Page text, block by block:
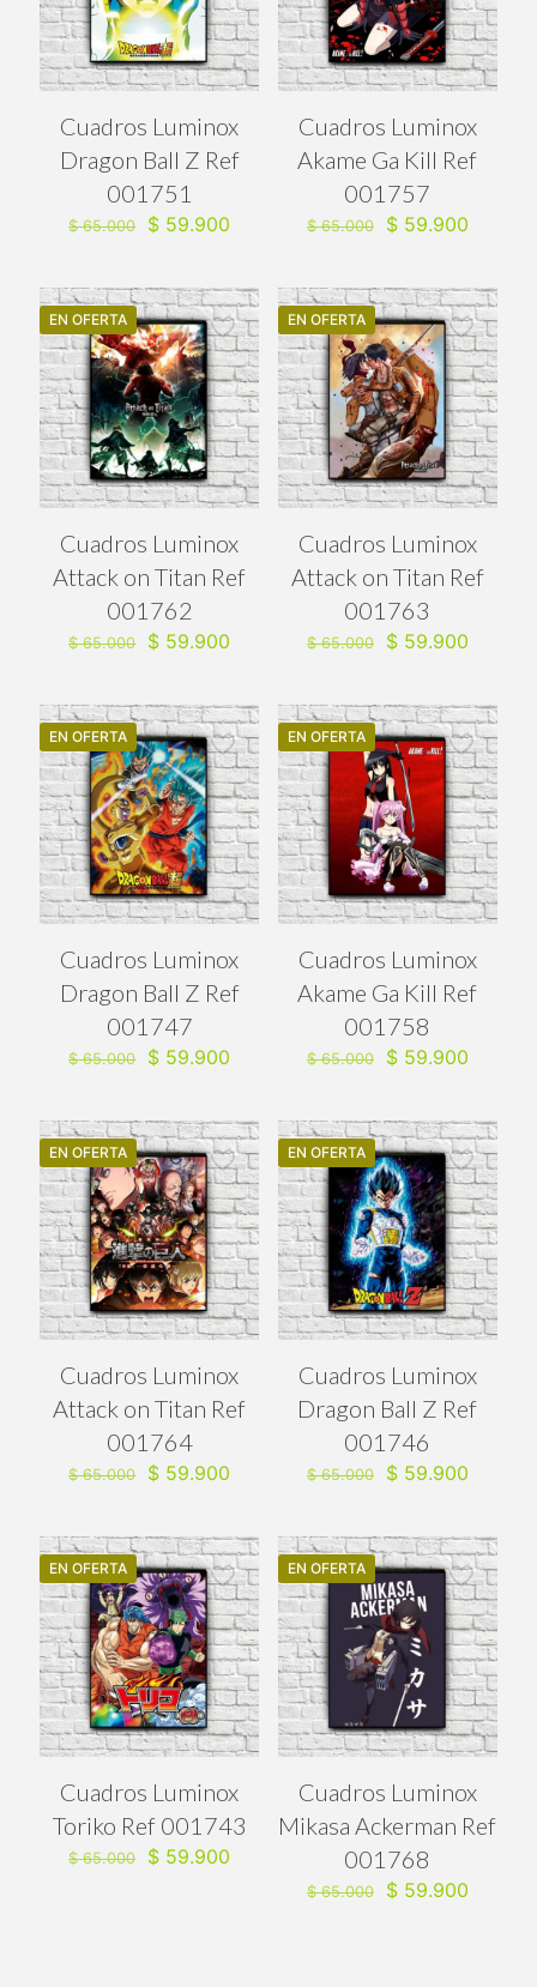
Cuadros Luminox
Dragon Ball Z Ref
001751
$65.000
El
era:
$ 65.000.
$ 59.900
es:
$ 59.900.
Cuadros Luminox
Akame Ga Kill Ref
001757
$65.000
El
era:
$ 65.000.
$59.900El
es:
$
EN OFERTA
Cuadros Luminox
Attack on Titan Ref
001762
$65.000
El
era:
$ 65.000.
$ 59.900
es:
$ 59.900.
EN OFERTA
Cuadros Luminox
Attack on Titan Ref
001763
$65.000
El
era:
$ 65.000.
$59.900El
es:
$
EN OFERTA
Cuadros Luminox
Dragon Ball Z Ref
001747
$65.000
El
era:
$ 65.000.
$ 59.900
es:
$ 59.900.
EN OFERTA
Cuadros Luminox
Akame Ga Kill Ref
001758
$65.000
El
era:
$ 65.000.
$59.900El
es:
$
EN OFERTA
Cuadros Luminox
Attack on Titan Ref
001764
$65.000
El
era:
$ 65.000.
$ 59.900
es:
$ 59.900.
EN OFERTA
Cuadros Luminox
Dragon Ball Z Ref
001746
$65.000
El
era:
$ 65.000.
$59.900El
es:
$
EN OFERTA
Cuadros Luminox
Toriko Ref 001743
$65.000
El
$ 59.900
EN OFERTA
Cuadros Luminox
Mikasa Ackerman Ref
001768
$65.000
El
$59.900El